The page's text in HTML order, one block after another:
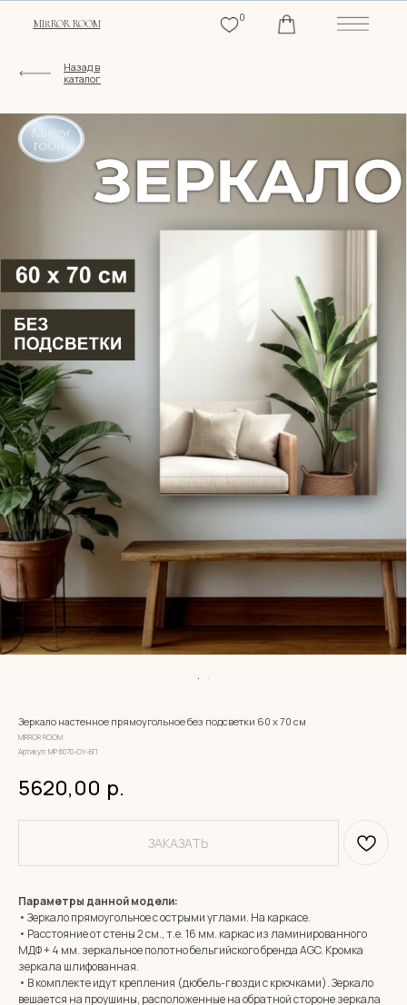
Зеркало настенное прямоугольное без подсветки 60 х 70 см
MIRROR ROOM
Артикул:МР 6070-ОУ-БП
5620,00 р.
ЗАКАЗАТЬ
Параметры данной модели:
• Зеркало прямоугольное с острыми углами. На каркасе.
• Расстояние от стены 2 см., т.е. 16 мм. каркас из ламинированного
МДФ + 4 мм. зеркальное полотно бельгийского бренда AGC. Кромка
зеркала шлифованная.
• В комплекте идут крепления (дюбель-гвозди с крючками). Зеркало
вешается на проушины, расположенные на обратной стороне зеркала